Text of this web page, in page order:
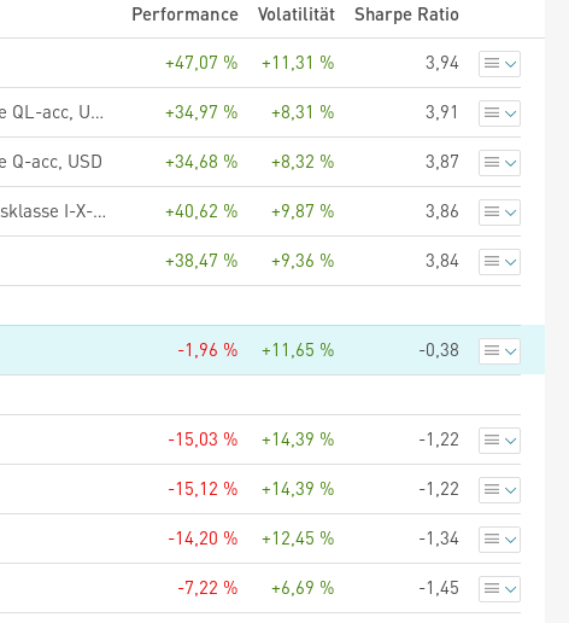
Performance Volatilität
Sharpe Ratio
+47,07 % +11,31 % 3,94
UBS (Lux) Equity SICAV - Global Income (USD), Anteilsklasse QL-acc, USD +34,97 % +8,31 % 3,91
Q-acc, USD +34,68 % +8,32 % 3,87
UBS (Lux) Equity SICAV - Global High Dividend (USD), Anteilsklasse I-X-acc, USD +40,62 % +9,87 % 3,86
+38,47 % +9,36 % 3,84
-1,96 % +11,65 % -0,38
-15,03 % +14,39 % -1,22
-15,12 % +14,39 % -1,22
-14,20 % +12,45 % -1,34
-7,22 % +6,69 % -1,45